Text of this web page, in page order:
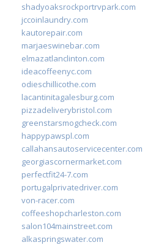
shadyoaksrockportrvpark.com
jccoinlaundry.com
kautorepair.com
marjaeswinebar.com
elmazatlanclinton.com
ideacoffeenyc.com
odieschillicothe.com
lacantinitagalesburg.com
pizzadeliverybristol.com
greenstarsmogcheck.com
happypawspl.com
callahansautoservicecenter.com
georgiascornermarket.com
perfectfit24-7.com
portugalprivatedriver.com
von-racer.com
coffeeshopcharleston.com
salon104mainstreet.com
alkaspringswater.com